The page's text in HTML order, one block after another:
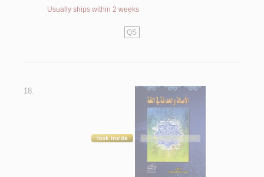
Usually ships within 2 weeks
QS
18.